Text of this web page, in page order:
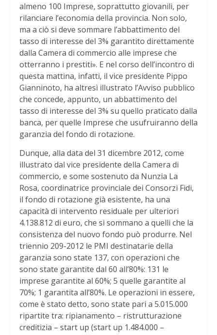
almeno 100 Imprese, soprattutto giovanili, per
rilanciare l’economia della provincia. Non solo,
ma a ciò si deve sommare l’abbattimento del
tasso di interesse del 3% garantito direttamente
dalla Camera di commercio alle imprese che
otterranno i prestiti». E nel corso dell’incontro di
questa mattina, infatti, il vice presidente Pippo
Gianninoto, ha altresì illustrato l’Avviso pubblico
che concede, appunto, un abbattimento del
tasso di interesse del 3% su quello praticato dalla
banca, per quelle Imprese che usufruiranno della
garanzia del fondo di rotazione.
Dunque, alla data del 31 dicembre 2012, come
illustrato dal vice presidente della Camera di
commercio, e some sostenuto da Nunzia La
Rosa, coordinatrice provinciale dei Consorzi Fidi,
il fondo di rotazione già esistente, ha una
capacità di intervento residuale per ulteriori
4.138.812 di euro, che si sommano a quelli che la
consistenza del nuovo fondo può produrre. Nel
triennio 209-2012 le PMI destinatarie della
garanzia sono state 137, con operazioni che
sono state garantite dal 60 all’80%: 131 le
imprese garantite al 60%; 5 quelle garantite al
70%; 1 garantita all’80%. Le operazioni in essere,
come è stato detto, sono state pari a 5.015.000
ripartite tra: ripianamento – ristrutturazione
creditizia – start up (start up 1.484.000 –